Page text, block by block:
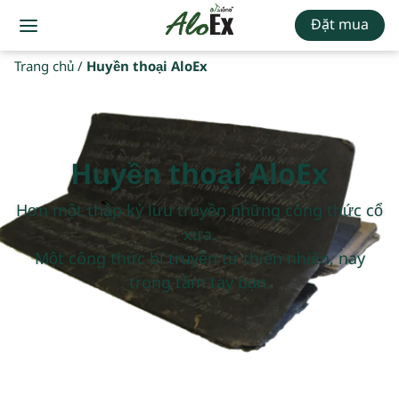
Đặt mua
Trang chủ/ Huyền thoại AloEx
Huyền thoại AloEx
Hơn một thập kỷ lưu truyền những công thức cổ
xưa.
Một công thức bí truyền từ thiên nhiên, nay
trong tầm tay bạn.